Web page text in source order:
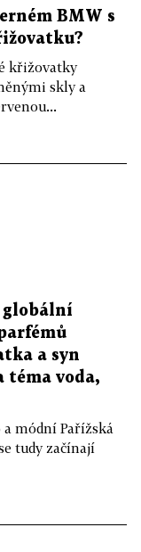
BMW s
křižovatky
skly a
globální
a syn
téma voda,
a módní Pařížská
tudy začínají